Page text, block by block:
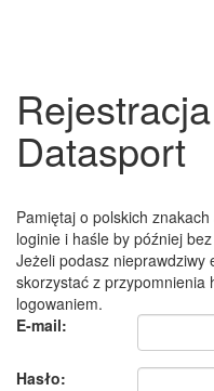
Datasport
Pamiętaj o polskich
loginie i haśle by później
Jeżeli podasz nieprawdziwy
skorzystać z przypomnienia
logowaniem.
E-mail:
Hasło: